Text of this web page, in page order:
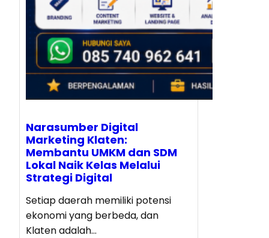
Narasumber Digital
Marketing Klaten:
Membantu UMKM dan SDM
Lokal Naik Kelas Melalui
Strategi Digital
Setiap daerah memiliki potensi
ekonomi yang berbeda, dan
Klaten adalah…